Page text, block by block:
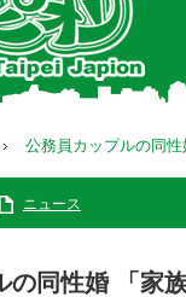
公務員カップルの同
ニュース
の同性婚 「家